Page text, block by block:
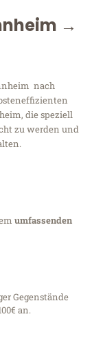
→
nach
die speziell
zu werden und
umfassenden
Gegenstände
an.